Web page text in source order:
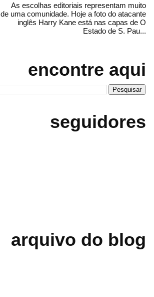
As escolhas editoriais representam muito
de uma comunidade. Hoje a foto do atacante
inglês Harry Kane está nas capas de O
Estado de S. Pau...
encontre aqui
seguidores
arquivo do blog